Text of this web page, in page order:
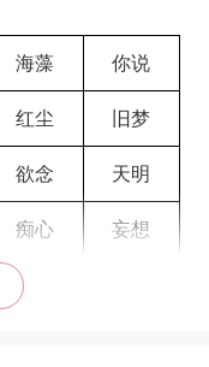
海藻 你说
红尘 旧梦
欲念 天明
痴心 妄想
断誸